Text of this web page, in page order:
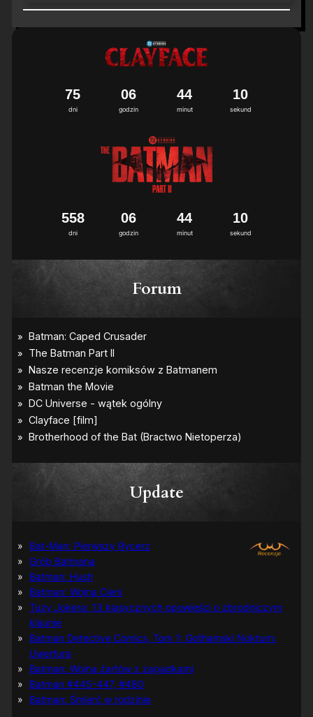
dni
75
godzin
06
minut
44
sekund
10
dni
558
godzin
06
minut
44
sekund
10
Forum
Update
Bat-Man: Pierwszy Rycerz
Grób Batmana
Batman: Hush
Batman: Wojna Cieni
Tuzy Jokera: 13 klasycznych opowieści o zbrodniczym
klaunie
Batman Detective Comics, Tom 1: Gothamski Nokturn:
Uwertura
Batman: Wojna żartów z zagadkami
Batman #445-447, #480
Batman: Śmierć w rodzinie